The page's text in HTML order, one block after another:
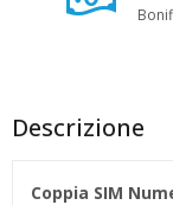
Descrizione
Coppia SIM